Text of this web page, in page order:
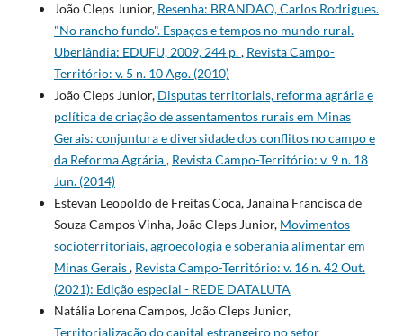
João Cleps Junior, Resenha: BRANDÃO, Carlos Rodrigues.
"No rancho fundo". Espaços e tempos no mundo rural.
Uberlândia: EDUFU, 2009, 244 p., Revista Campo-
Território: v. 5 n. 10 Ago. (2010)
João Cleps Junior, Disputas territoriais, reforma agrária e
política de criação de assentamentos rurais em Minas
Gerais: conjuntura e diversidade dos conflitos no campo e
da Reforma Agrária, Revista Campo-Território: v. 9 n. 18
Jun. (2014)
Estevan Leopoldo de Freitas Coca, Janaina Francisca de
Souza Campos Vinha, João Cleps Junior, Movimentos
socioterritoriais, agroecologia e soberania alimentar em
Minas Gerais, Revista Campo-Território: v. 16 n. 42 Out.
(2021): Edição especial - REDE DATALUTA
Natália Lorena Campos, João Cleps Junior,
Territorialização do capital estrangeiro no setor